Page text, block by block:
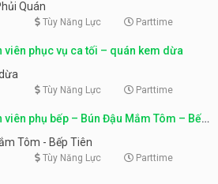
Quán
Tùy Năng Lực Parttime
viên phục vụ ca tối – quán kem dừa
Tùy Năng Lực Parttime
viên phụ bếp – Bún Đậu Mắm Tôm – Bếp
Tôm - Bếp Tiên
Tùy Năng Lực Parttime